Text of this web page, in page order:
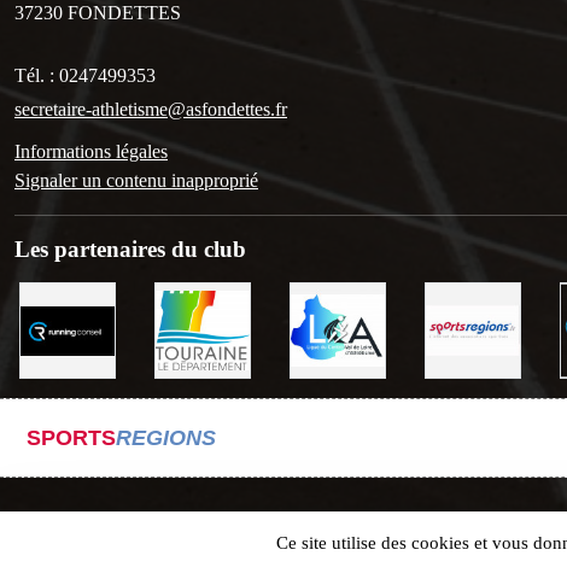
37230 FONDETTES
Tél. : 0247499353
secretaire-athletisme@asfondettes.fr
Informations légales
Signaler un contenu inapproprié
Les partenaires du club
SPORTSREGIONS
Ce site utilise des cookies et vous